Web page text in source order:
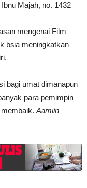
Majah, no. 1432
mengenai Film
bsia meningkatkan
bagi umat dimanapun
para pemimpin
Aamiin